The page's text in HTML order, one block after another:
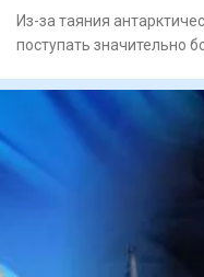
Из-за таяния
поступать значительно